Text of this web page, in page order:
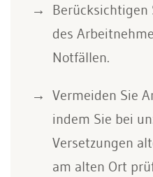
Berücksichtigen
des
Notfällen.
Vermeiden Sie
indem Sie bei
Versetzungen
am alten Ort